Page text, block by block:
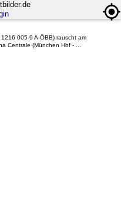
005-9 A-ÖBB) rauscht am
Centrale (München Hbf - ...